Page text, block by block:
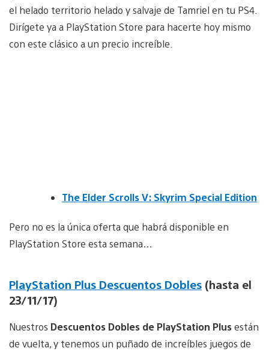
el helado territorio helado y salvaje de Tamriel en tu PS4.
Dirígete ya a PlayStation Store para hacerte hoy mismo
con este clásico a un precio increíble.
The Elder Scrolls V: Skyrim Special Edition
Pero no es la única oferta que habrá disponible en
PlayStation Store esta semana…
PlayStation Plus Descuentos Dobles (hasta el
23/11/17)
Nuestros Descuentos Dobles de PlayStation Plusestán
de vuelta, y tenemos un puñado de increíbles juegos de